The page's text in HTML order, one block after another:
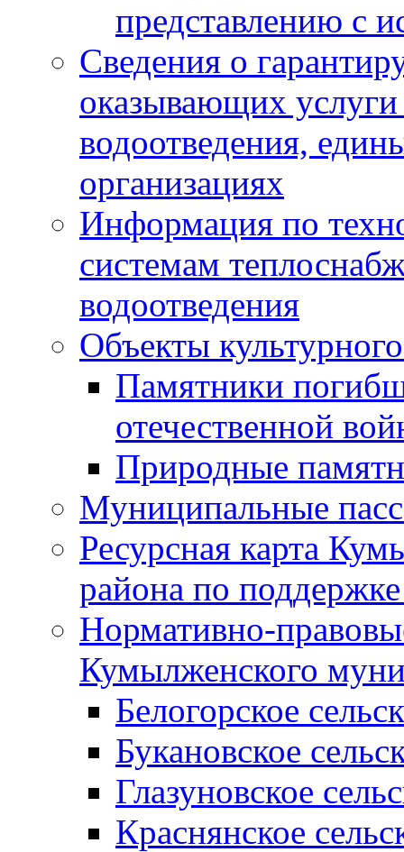
представлению с
Сведения о
оказывающих
водоотведения,
организациях
Информация по
системам
водоотведения
Объекты
Памятники
отечественной
Природные
Муниципальные
Ресурсная карта
района по
Нормативно-
Кумылженского
Белогорское
Букановское
Глазуновское
Краснянское